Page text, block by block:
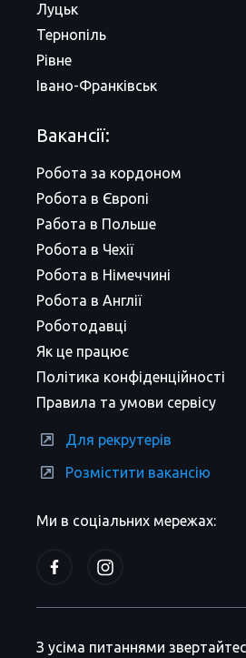
Ми в соціальних мережах:
Луцьк
Тернопіль
Рівне
Івано-Франківськ
Вакансії:
Робота за кордоном
Робота в Європі
Работа в Польше
Робота в Чехії
Робота в Німеччині
Робота в Англії
Роботодавці
Як це працює
Політика конфіденційності
Правила та умови сервісу
Для рекрутерів
Розмістити вакансію
З усіма питаннями